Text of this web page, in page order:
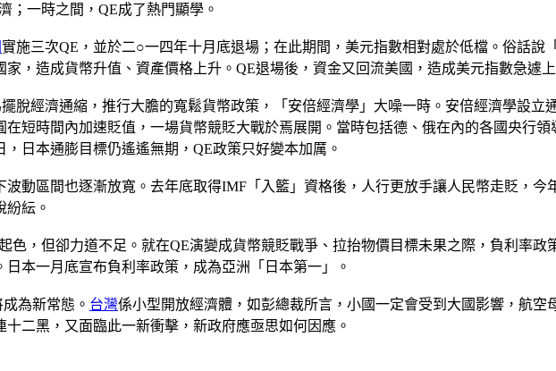
；一時之間，QE成了熱門顯學。
實施三次QE，並於二○一四年十月底退場；在此期間，美元指數相對處於低檔。俗話說
，造成貨幣升值、資產價格上升。QE退場後，資金又回流美國，造成美元指數急遽
脫經濟通縮，推行大膽的寬鬆貨幣政策，「安倍經濟學」大噪一時。安倍經濟學設立
短時間內加速貶值，一場貨幣競貶大戰於焉展開。當時包括德、俄在內的各國央行
日本通膨目標仍遙遙無期，QE政策只好變本加厲。
動區間也逐漸放寬。去年底取得IMF「入籃」資格後，人行更放手讓人民幣走貶，今
紜。
色，但卻力道不足。就在QE演變成貨幣競貶戰爭、拉抬物價目標未果之際，負利率政
本一月底宣布負利率政策，成為亞洲「日本第一」。
為新常態。 台灣係小型開放經濟體，如彭總裁所言，小國一定會受到大國影響，航空
二黑，又面臨此一新衝擊，新政府應亟思如何因應。